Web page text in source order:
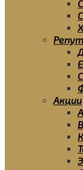
Акции